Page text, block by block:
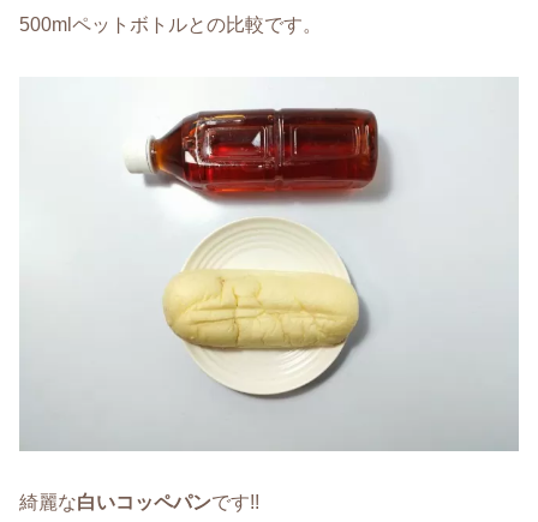
500mlペットボトルとの比較です。
綺麗な白いコッペパンです!!